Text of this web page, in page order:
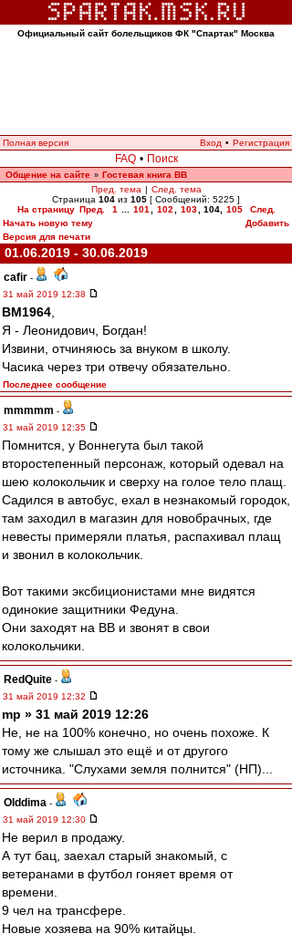
Официальный сайт болельщиков ФК "Спартак" Москва
Полная версия Вход • Регистрация
FAQ • Поиск
Общение на сайте » Гостевая книга ВВ
Пред. тема | След. тема
Страница 104 из 105 [ Сообщений: 5225 ]
На страницу Пред. 1 101 102 103 104, 105
След.
Начать новую тему
Добавить
Версия для печати
01.06.2019 - 30.06.2019
cafir -
31 май 2019 12:38
BM1964
Я - Леонидович, Богдан!
Извини, отчиняюсь за внуком в школу.
Часика через три отвечу обязательно.
Последнее сообщение
mmmmm -
31 май 2019 12:35
Помнится, у Воннегута был такой
второстепенный персонаж, который одевал на
шею колокольчик и сверху на голое тело плащ.
Садился в автобус, ехал в незнакомый городок,
там заходил в магазин для новобрачных, где
невесты примеряли платья, распахивал плащ
и звонил в колокольчик.
Вот такими эксбиционистами мне видятся
одинокие защитники Федуна.
Они заходят на ВВ и звонят в свои
колокольчики.
RedQuite -
31 май 2019 12:32
mp » 31 май 2019 12:26
Не, не на 100% конечно, но очень похоже. К
тому же слышал это ещё и от другого
источника. "Слухами земля полнится" (НП)...
Olddima -
31 май 2019 12:30
Не верил в продажу.
А тут бац, заехал старый знакомый, с
ветеранами в футбол гоняет время от
времени.
9 чел на трансфере.
Новые хозяева на 90% китайцы.